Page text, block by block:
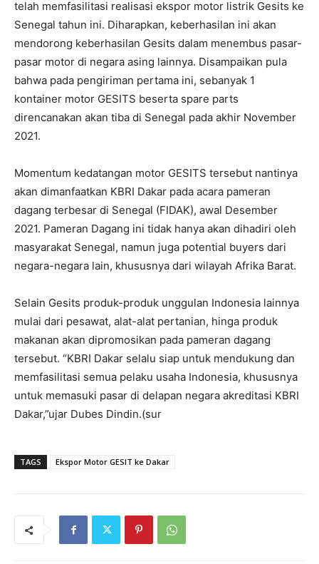
telah memfasilitasi realisasi ekspor motor listrik Gesits ke
Senegal tahun ini. Diharapkan, keberhasilan ini akan
mendorong keberhasilan Gesits dalam menembus pasar-
pasar motor di negara asing lainnya. Disampaikan pula
bahwa pada pengiriman pertama ini, sebanyak 1
kontainer motor GESITS beserta spare parts
direncanakan akan tiba di Senegal pada akhir November
2021.
Momentum kedatangan motor GESITS tersebut nantinya
akan dimanfaatkan KBRI Dakar pada acara pameran
dagang terbesar di Senegal (FIDAK), awal Desember
2021. Pameran Dagang ini tidak hanya akan dihadiri oleh
masyarakat Senegal, namun juga potential buyers dari
negara-negara lain, khususnya dari wilayah Afrika Barat.
Selain Gesits produk-produk unggulan Indonesia lainnya
mulai dari pesawat, alat-alat pertanian, hinga produk
makanan akan dipromosikan pada pameran dagang
tersebut. “KBRI Dakar selalu siap untuk mendukung dan
memfasilitasi semua pelaku usaha Indonesia, khususnya
untuk memasuki pasar di delapan negara akreditasi KBRI
Dakar,”ujar Dubes Dindin.(sur
TAGS Ekspor Motor GESIT ke Dakar